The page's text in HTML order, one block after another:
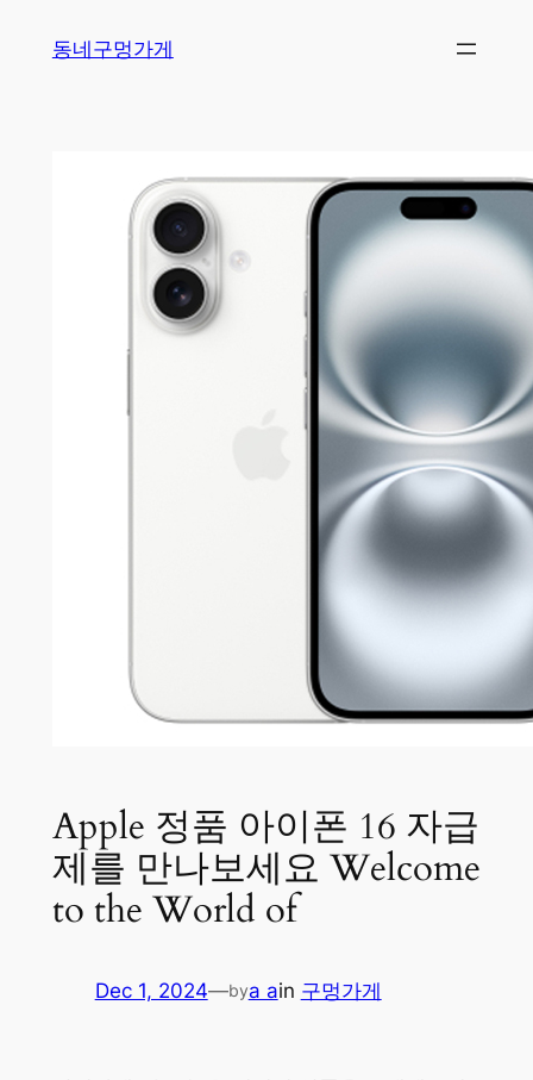
동네구멍가게
Apple 정품 아이폰 16 자급
제를 만나보세요 Welcome
to the World of
Dec 1, 2024—bya ain 구멍가게